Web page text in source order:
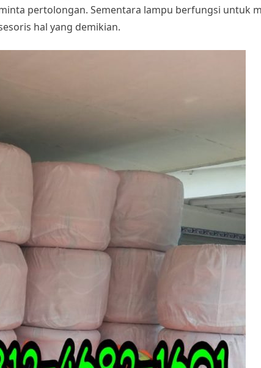
pertolongan. Sementara lampu berfungsi untuk
hal yang demikian.